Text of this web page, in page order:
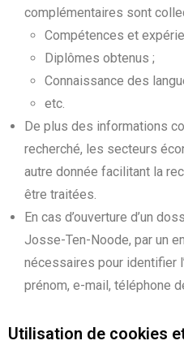
complémentaires sont
Compétences et
Diplômes obtenus ;
Connaissance des
etc.
De plus des informations
recherché, les secteurs
autre donnée facilitant la
être traitées.
En cas d’ouverture d’un
Josse-Ten-Noode, par un
nécessaires pour identifier
prénom, e-mail, téléphone
Utilisation de cookies